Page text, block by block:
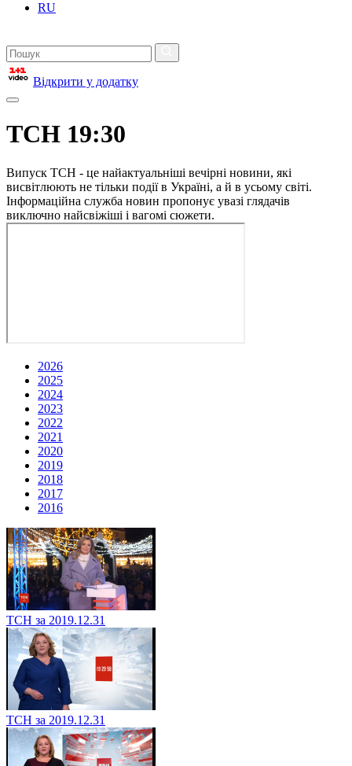
RU
Відкрити у додатку
ТСН 19:30
Випуск ТСН - це найактуальніші вечірні новини, які
висвітлюють не тільки події в Україні, а й в усьому світі.
Інформаційна служба новин пропонує увазі глядачів
виключно найсвіжіші і вагомі сюжети.
2026
2025
2024
2023
2022
2021
2020
2019
2018
2017
2016
ТСН за 2019.12.31
ТСН за 2019.12.31